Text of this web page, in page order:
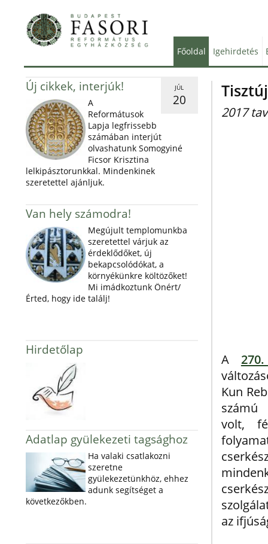
Főoldal Igehirdetés
JÚL
20
Új cikkek, interjúk!
A
Reformátusok
Lapja legfrissebb
számában interjút
olvashatunk Somogyiné
Ficsor Krisztina
lelkipásztorunkkal. Mindenkinek
szeretettel ajánljuk.
Van hely számodra!
Megújult templomunkba
szeretettel várjuk az
érdeklődőket, új
bekapcsolódókat, a
környékünkre költözőket!
Mi imádkoztunk Önért/
Érted, hogy ide találj!
Hirdetőlap
Adatlap gyülekezeti tagsághoz
Ha valaki csatlakozni
szeretne
gyülekezetünkhöz, ehhez
adunk segítséget a
következőkben.
2017
A
Kun
volt,
az